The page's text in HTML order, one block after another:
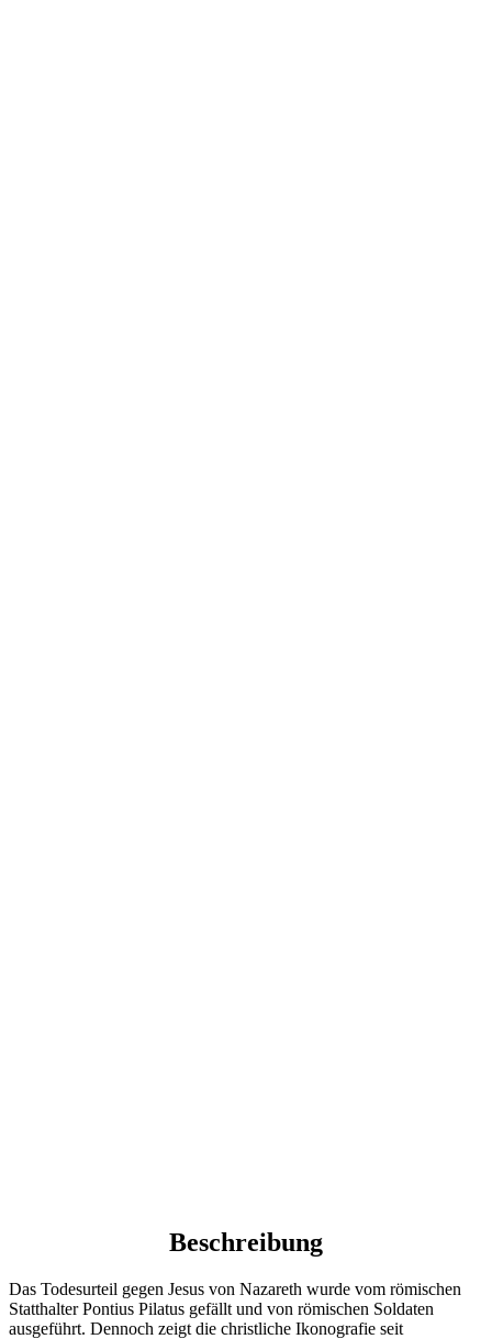
Beschreibung
Das Todesurteil gegen Jesus von Nazareth wurde vom römischen
Statthalter Pontius Pilatus gefällt und von römischen Soldaten
ausgeführt. Dennoch zeigt die christliche Ikonografie seit